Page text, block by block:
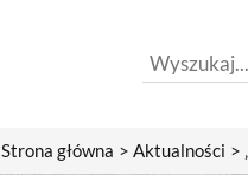
Strona główna Aktualności